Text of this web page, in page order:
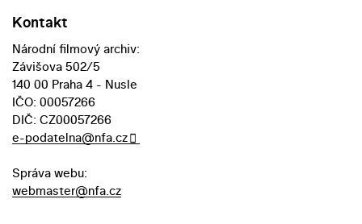
Kontakt
Národní filmový archiv:
Závišova 502/5
140 00 Praha 4 - Nusle
IČO: 00057266
DIČ: CZ00057266
e-podatelna@nfa.cz
Správa webu:
webmaster@nfa.cz